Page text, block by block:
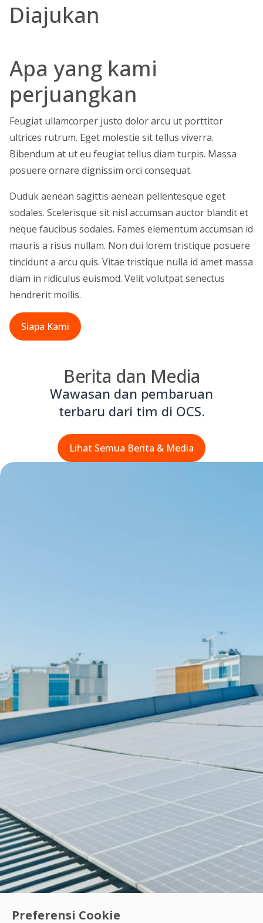
Preferensi Cookie
Diajukan
Apa yang kami
perjuangkan
Feugiat ullamcorper justo dolor arcu ut porttitor
ultrices rutrum. Eget molestie sit tellus viverra.
Bibendum at ut eu feugiat tellus diam turpis. Massa
posuere ornare dignissim orci consequat.
Duduk aenean sagittis aenean pellentesque eget
sodales. Scelerisque sit nisl accumsan auctor blandit et
neque faucibus sodales. Fames elementum accumsan id
mauris a risus nullam. Non dui lorem tristique posuere
tincidunt a arcu quis. Vitae tristique nulla id amet massa
diam in ridiculus euismod. Velit volutpat senectus
hendrerit mollis.
Siapa Kami
Berita dan Media
Wawasan dan pembaruan
terbaru dari tim di OCS.
Lihat Semua Berita & Media